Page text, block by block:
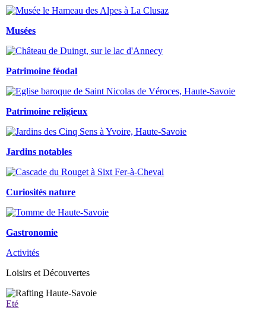
Musées
Patrimoine féodal
Patrimoine religieux
Jardins notables
Curiosités nature
Gastronomie
Activités
Loisirs et Découvertes
Eté